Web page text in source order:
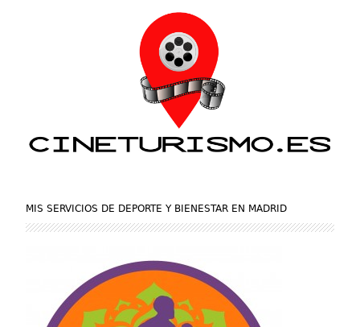
MIS SERVICIOS DE DEPORTE Y BIENESTAR EN MADRID